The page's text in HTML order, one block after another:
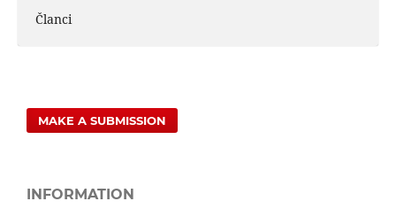
Članci
MAKE A SUBMISSION
INFORMATION